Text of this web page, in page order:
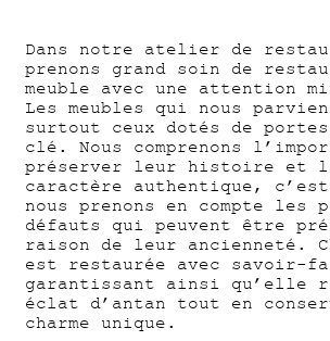
Dans notre atelier de
prenons grand soin de
meuble avec une attention
Les meubles qui nous
surtout ceux dotés de
clé. Nous comprenons
préserver leur histoire et
caractère authentique,
nous prenons en compte les
défauts qui peuvent être
raison de leur ancienneté.
est restaurée avec savoir-
garantissant ainsi qu’elle
éclat d’antan tout en
charme unique.